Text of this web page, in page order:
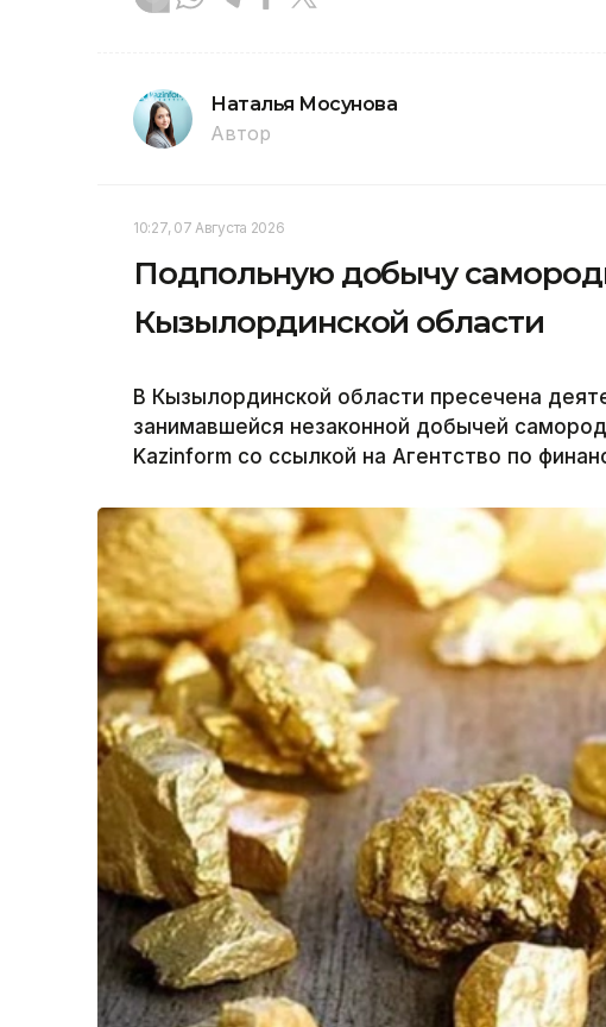
Наталья Мосунова
Автор
10:27, 07 Августа 2026
Подпольную добычу
Кызылординской области
В Кызылординской области пресечена
занимавшейся незаконной добычей
Kazinform со ссылкой на Агентство по